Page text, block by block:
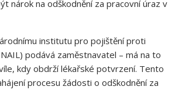
nárok na odškodnění za pracovní úraz v
institutu pro pojištění proti
podává zaměstnavatel – má na to
kdy obdrží lékařské potvrzení. Tento
procesu žádosti o odškodnění za